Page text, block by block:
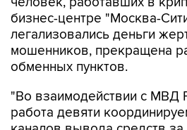
бизнес-центре "Москва-
легализовались деньги
мошенников, прекращена
обменных пунктов.
"Во взаимодействии с МВД
работа девяти